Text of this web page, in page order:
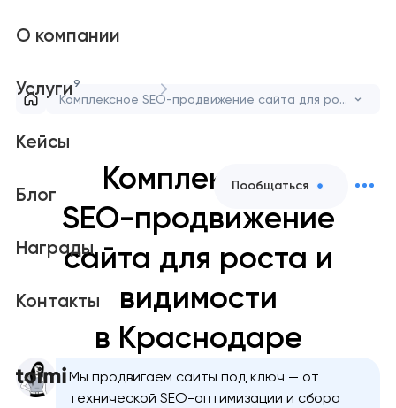
О компании
Услуги9
Кейсы
Блог
Награды
Контакты
Пообщаться
Комплексное SEO-продвижение сайта для роста и видимости
Комплексное
SEO-продвижение
сайта для роста и
видимости
в Краснодаре
Мы продвигаем сайты под ключ — от
технической SEO-оптимизации и сбора